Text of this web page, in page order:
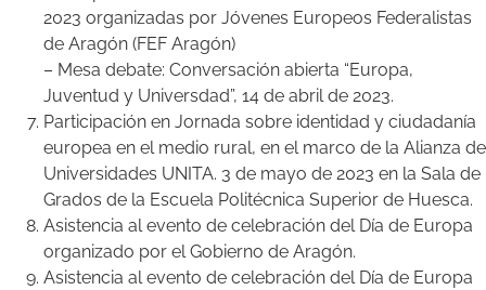
2023 organizadas por Jóvenes Europeos Federalistas
de Aragón (FEF Aragón)
– Mesa debate: Conversación abierta “Europa,
Juventud y Universdad”, 14 de abril de 2023.
Participación en Jornada sobre identidad y ciudadanía
europea en el medio rural, en el marco de la Alianza de
Universidades UNITA. 3 de mayo de 2023 en la Sala de
Grados de la Escuela Politécnica Superior de Huesca.
Asistencia al evento de celebración del Día de Europa
organizado por el Gobierno de Aragón.
Asistencia al evento de celebración del Día de Europa